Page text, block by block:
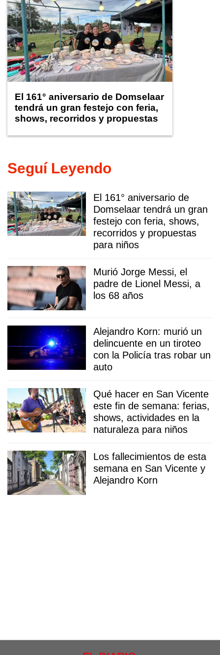
El 161° aniversario de Domselaar
tendrá un gran festejo con feria,
shows, recorridos y propuestas
Seguí Leyendo
El 161° aniversario de
Domselaar tendrá un gran
festejo con feria, shows,
recorridos y propuestas
para niños
Murió Jorge Messi, el
padre de Lionel Messi, a
los 68 años
Alejandro Korn: murió un
delincuente en un tiroteo
con la Policía tras robar un
auto
Qué hacer en San Vicente
este fin de semana: ferias,
shows, actividades en la
naturaleza para niños
Los fallecimientos de esta
semana en San Vicente y
Alejandro Korn